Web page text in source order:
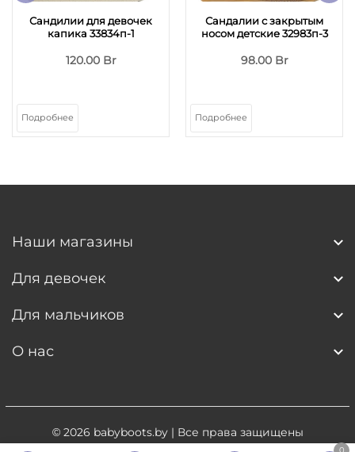
Сандилии для девочек
капика 33834п-1
120.00 Br
Подробнее
Сандалии с закрытым
носом детские 32983п-3
98.00 Br
Подробнее
Наши магазины
Для девочек
Для мальчиков
О нас
© 2026 babyboots.by| Все права защищены